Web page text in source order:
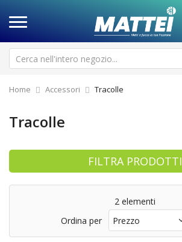
Home Accessori Tracolle
Tracolle
FILTRA PRODOTTI
2 elementi
Ordina per